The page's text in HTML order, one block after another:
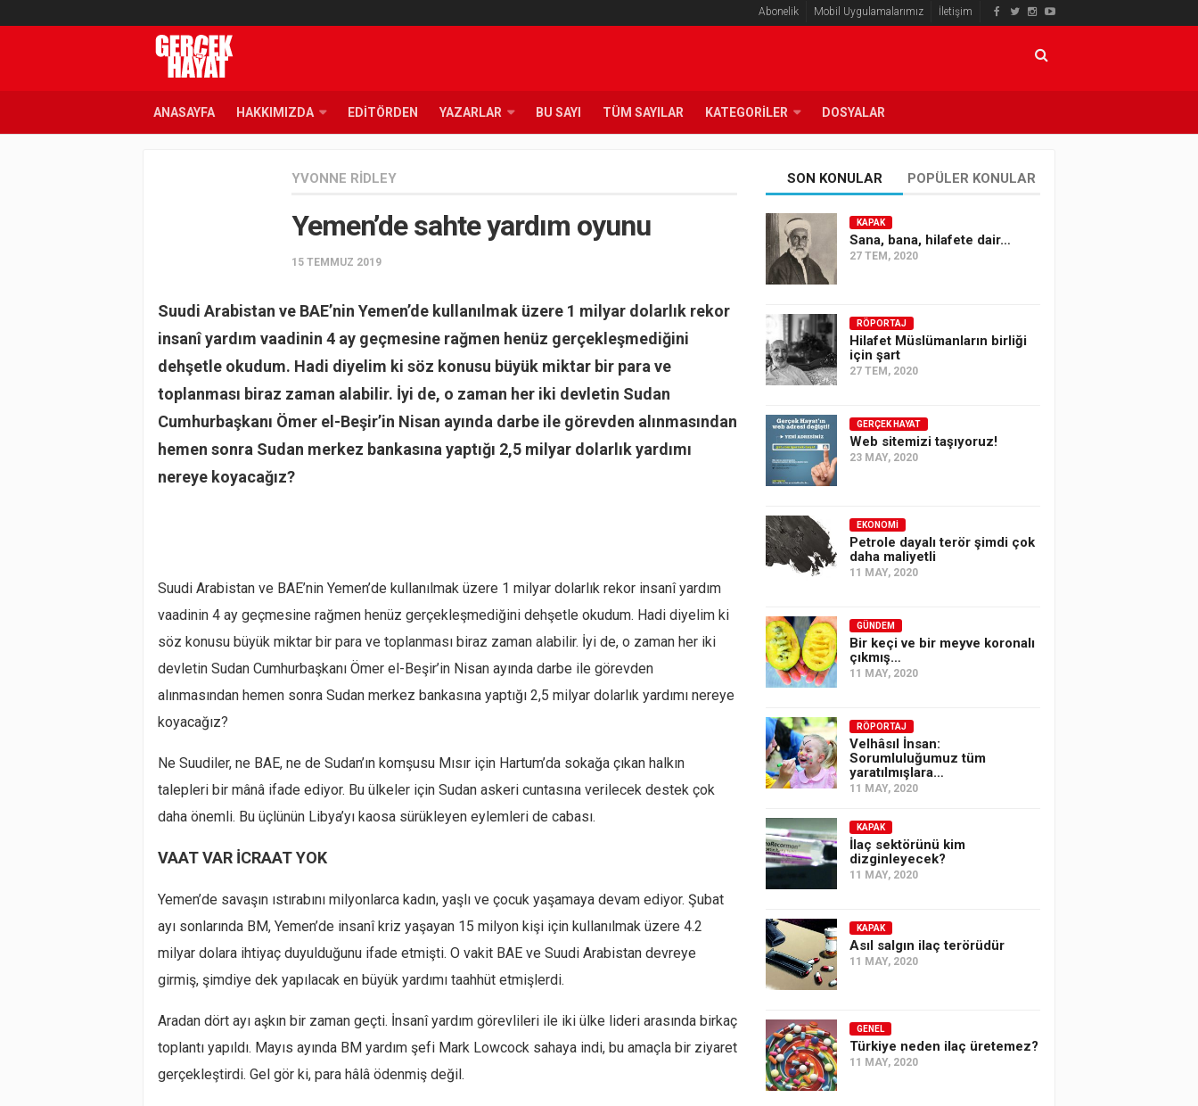
Abonelik Mobil Uygulamalarımız İletişim
ANASAYFA HAKKIMIZDA EDITÖRDEN YAZARLAR BU SAYI TÜM SAYILAR KATEGORILER DOSYALAR
YVONNE RIDLEY
Yemen’de sahte yardım oyunu
15 TEMMUZ 2019
Suudi Arabistan ve BAE’nin Yemen’de kullanılmak üzere 1 milyar dolarlık rekor
insanî yardım vaadinin 4 ay geçmesine rağmen henüz gerçekleşmediğini
dehşetle okudum. Hadi diyelim ki söz konusu büyük miktar bir para ve
toplanması biraz zaman alabilir. İyi de, o zaman her iki devletin Sudan
Cumhurbaşkanı Ömer el-Beşir’in Nisan ayında darbe ile görevden alınmasından
hemen sonra Sudan merkez bankasına yaptığı 2,5 milyar dolarlık yardımı
nereye koyacağız?
Suudi Arabistan ve BAE’nin Yemen’de kullanılmak üzere 1 milyar dolarlık rekor insanî yardım
vaadinin 4 ay geçmesine rağmen henüz gerçekleşmediğini dehşetle okudum. Hadi diyelim ki
söz konusu büyük miktar bir para ve toplanması biraz zaman alabilir. İyi de, o zaman her iki
devletin Sudan Cumhurbaşkanı Ömer el-Beşir’in Nisan ayında darbe ile görevden
alınmasından hemen sonra Sudan merkez bankasına yaptığı 2,5 milyar dolarlık yardımı nereye
koyacağız?
Ne Suudiler, ne BAE, ne de Sudan’ın komşusu Mısır için Hartum’da sokağa çıkan halkın
talepleri bir mânâ ifade ediyor. Bu ülkeler için Sudan askeri cuntasına verilecek destek çok
daha önemli. Bu üçlünün Libya’yı kaosa sürükleyen eylemleri de cabası.
VAAT VAR İCRAAT YOK
Yemen’de savaşın ıstırabını milyonlarca kadın, yaşlı ve çocuk yaşamaya devam ediyor. Şubat
ayı sonlarında BM, Yemen’de insanî kriz yaşayan 15 milyon kişi için kullanılmak üzere 4.2
milyar dolara ihtiyaç duyulduğunu ifade etmişti. O vakit BAE ve Suudi Arabistan devreye
girmiş, şimdiye dek yapılacak en büyük yardımı taahhüt etmişlerdi.
Aradan dört ayı aşkın bir zaman geçti. İnsanî yardım görevlileri ile iki ülke lideri arasında birkaç
toplantı yapıldı. Mayıs ayında BM yardım şefi Mark Lowcock sahaya indi, bu amaçla bir ziyaret
gerçekleştirdi. Gel gör ki, para hâlâ ödenmiş değil.
SON KONULAR POPÜLER KONULAR
KAPAK
Sana, bana, hilafete dair…
27 TEM, 2020
RÖPORTAJ
Hilafet Müslümanların birliği
için şart
27 TEM, 2020
GERÇEK HAYAT
Web sitemizi taşıyoruz!
23 MAY, 2020
EKONOMI
Petrole dayalı terör şimdi çok
daha maliyetli
11 MAY, 2020
GÜNDEM
Bir keçi ve bir meyve koronalı
çıkmış…
11 MAY, 2020
RÖPORTAJ
Velhâsıl İnsan:
Sorumluluğumuz tüm
yaratılmışlara…
11 MAY, 2020
KAPAK
İlaç sektörünü kim
dizginleyecek?
11 MAY, 2020
KAPAK
Asıl salgın ilaç terörüdür
11 MAY, 2020
GENEL
Türkiye neden ilaç üretemez?
11 MAY, 2020